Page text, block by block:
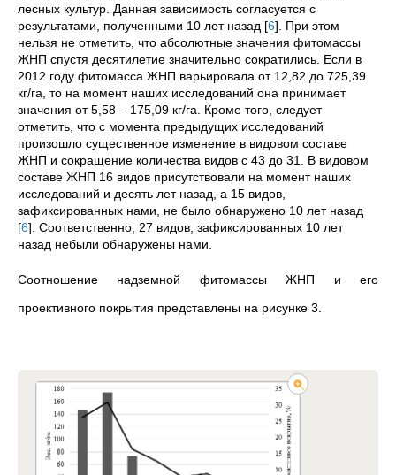
лесных культур. Данная зависимость согласуется с
результатами, полученными 10 лет назад [6] . При этом
нельзя не отметить, что абсолютные значения фитомассы
ЖНП спустя десятилетие значительно сократились. Если в
2012 году фитомасса ЖНП варьировала от 12,82 до 725,39
кг/га, то на момент наших исследований она принимает
значения от 5,58 – 175,09 кг/га. Кроме того, следует
отметить, что с момента предыдущих исследований
произошло существенное изменение в видовом составе
ЖНП и сокращение количества видов с 43 до 31. В видовом
составе ЖНП 16 видов присутствовали на момент наших
исследований и десять лет назад, а 15 видов,
зафиксированных нами, не было обнаружено 10 лет назад
[6] . Соответственно, 27 видов, зафиксированных 10 лет
назад небыли обнаружены нами.
Соотношение надземной фитомассы ЖНП и его
проективного покрытия представлены на рисунке 3.